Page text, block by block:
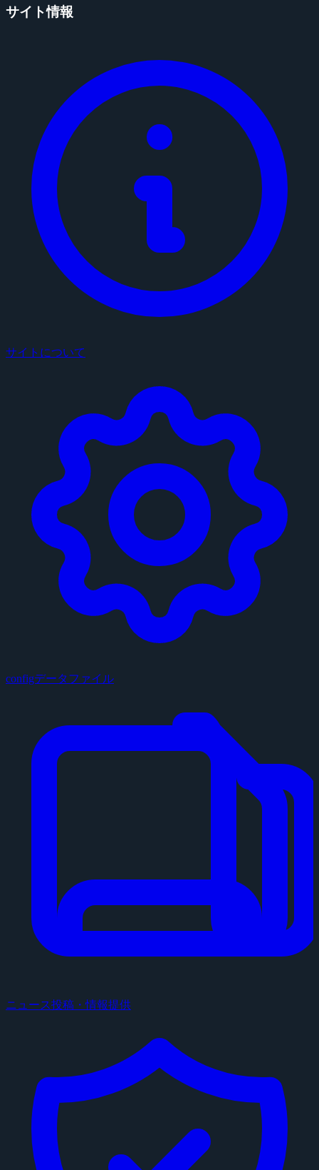
サイト情報
サイトについて
configデータファイル
ニュース投稿・情報提供